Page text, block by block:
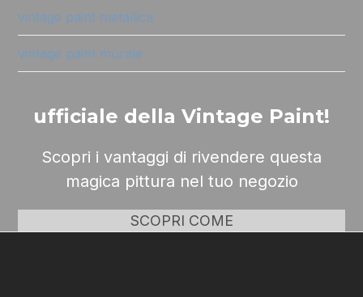
vintage paint metallica
vintage paint murale
ufficiale della Vintage Paint!
Scopri i vantaggi di rivendere questa
magica pittura nel tuo negozio
SCOPRI COME